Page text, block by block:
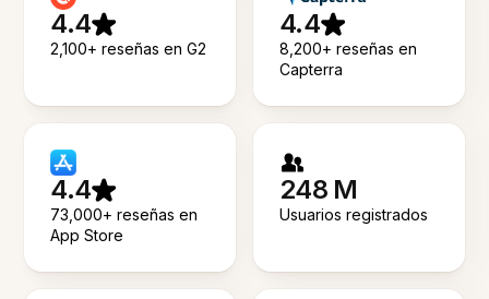
4.4
2,100+ reseñas en G2
4.4
8,200+ reseñas en
Capterra
4.4
73,000+ reseñas en
App Store
248 M
Usuarios registrados